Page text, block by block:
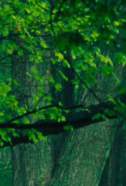
Mely önmagától adódni képtelen:
Saját behatárolt Énem.
16. hét
Hogy bensőmben maradjon rejtve a szellem
Megérzésem tőlem most szigorral ezt
Hogy isteni adottságaim beérvén
Teremjenek lelkem mélyén
Gyümölcsöt saját Énem számára.
17. hét
Így szól a kozmikus Ige,
Melyet érzékeim kapuin
Vezethettem lelkem mélységeibe:
Kozmikus távlataimmal töltsd be
Szellemed mélységeit, hogy
Megtalálhass engem -